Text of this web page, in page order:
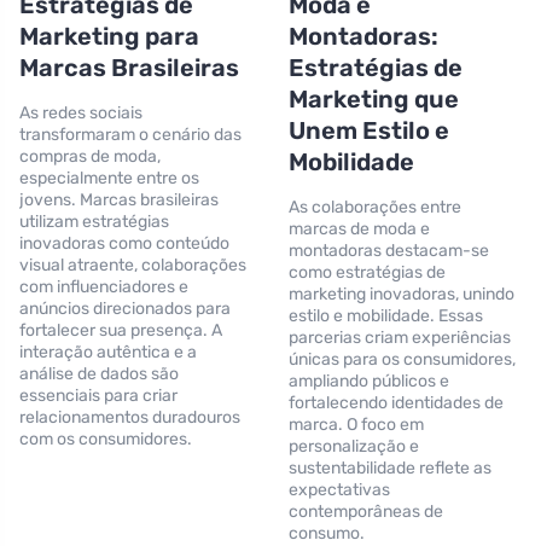
Marketing para
Marcas Brasileiras
As redes sociais
transformaram o cenário das
compras de moda,
especialmente entre os
jovens. Marcas brasileiras
utilizam estratégias
inovadoras como conteúdo
visual atraente, colaborações
com influenciadores e
anúncios direcionados para
fortalecer sua presença. A
interação autêntica e a
análise de dados são
essenciais para criar
relacionamentos duradouros
com os consumidores.
Montadoras:
Estratégias de
Marketing que
Unem Estilo e
Mobilidade
As colaborações entre
marcas de moda e
montadoras destacam-se
como estratégias de
marketing inovadoras, unindo
estilo e mobilidade. Essas
parcerias criam experiências
únicas para os consumidores,
ampliando públicos e
fortalecendo identidades de
marca. O foco em
personalização e
sustentabilidade reflete as
expectativas
contemporâneas de
consumo.